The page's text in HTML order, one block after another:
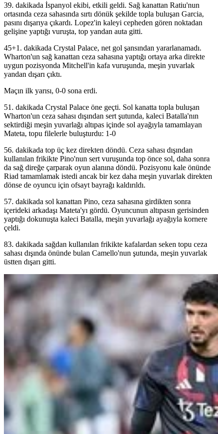
39. dakikada İspanyol ekibi, etkili geldi. Sağ kanattan Ratiu'nun
ortasında ceza sahasında sırtı dönük şekilde topla buluşan Garcia,
pasını dışarıya çıkardı. Lopez'in kaleyi cepheden gören noktadan
gelişine yaptığı vuruşta, top yandan auta gitti.
45+1. dakikada Crystal Palace, net gol şansından yararlanamadı.
Wharton'un sağ kanattan ceza sahasına yaptığı ortaya arka direkte
uygun pozisyonda Mitchell'in kafa vuruşunda, meşin yuvarlak
yandan dışarı çıktı.
Maçın ilk yarısı, 0-0 sona erdi.
51. dakikada Crystal Palace öne geçti. Sol kanatta topla buluşan
Wharton'un ceza sahası dışından sert şutunda, kaleci Batalla'nın
sektirdiği meşin yuvarlağı altıpas içinde sol ayağıyla tamamlayan
Mateta, topu filelerle buluşturdu: 1-0
56. dakikada top üç kez direkten döndü. Ceza sahası dışından
kullanılan frikikte Pino'nun sert vuruşunda top önce sol, daha sonra
da sağ direğe çarparak oyun alanına döndü. Pozisyonu kale önünde
Riad tamamlamak istedi ancak bir kez daha meşin yuvarlak direkten
dönse de oyuncu için ofsayt bayrağı kaldırıldı.
57. dakikada sol kanattan Pino, ceza sahasına girdikten sonra
içerideki arkadaşı Mateta'yı gördü. Oyuncunun altıpasın gerisinden
yaptığı dokunuşta kaleci Batalla, meşin yuvarlağı ayağıyla kornere
çeldi.
83. dakikada sağdan kullanılan frikikte kafalardan seken topu ceza
sahası dışında önünde bulan Camello'nun şutunda, meşin yuvarlak
üstten dışarı gitti.